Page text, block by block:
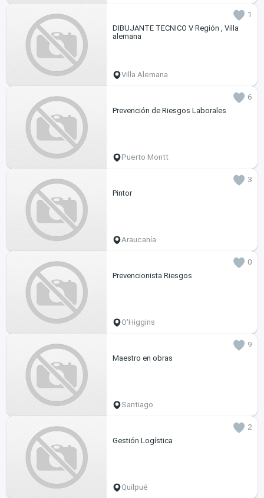
1
DIBUJANTE TECNICO V Región , Villa
alemana
Villa Alemana
6
Prevención de Riesgos Laborales
Puerto Montt
3
Pintor
Araucanía
0
Prevencionista Riesgos
O'Higgins
9
Maestro en obras
Santiago
2
Gestión Logística
Quilpué